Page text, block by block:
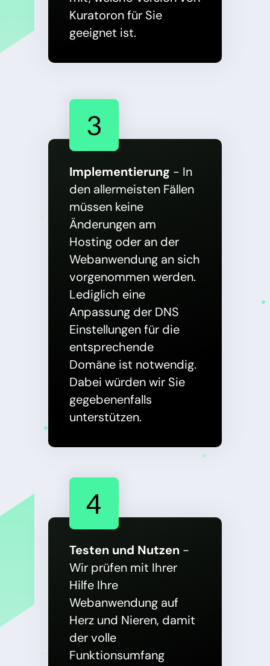
Kuratoron für Sie
geeignet ist.
3
Implementierung - In
den allermeisten Fällen
müssen keine
Änderungen am
Hosting oder an der
Webanwendung an sich
vorgenommen werden.
Lediglich eine
Anpassung der DNS
Einstellungen für die
entsprechende
Domäne ist notwendig.
Dabei würden wir Sie
gegebenenfalls
unterstützen.
4
Testen und Nutzen -
Wir prüfen mit Ihrer
Hilfe Ihre
Webanwendung auf
Herz und Nieren, damit
der volle
Funktionsumfang